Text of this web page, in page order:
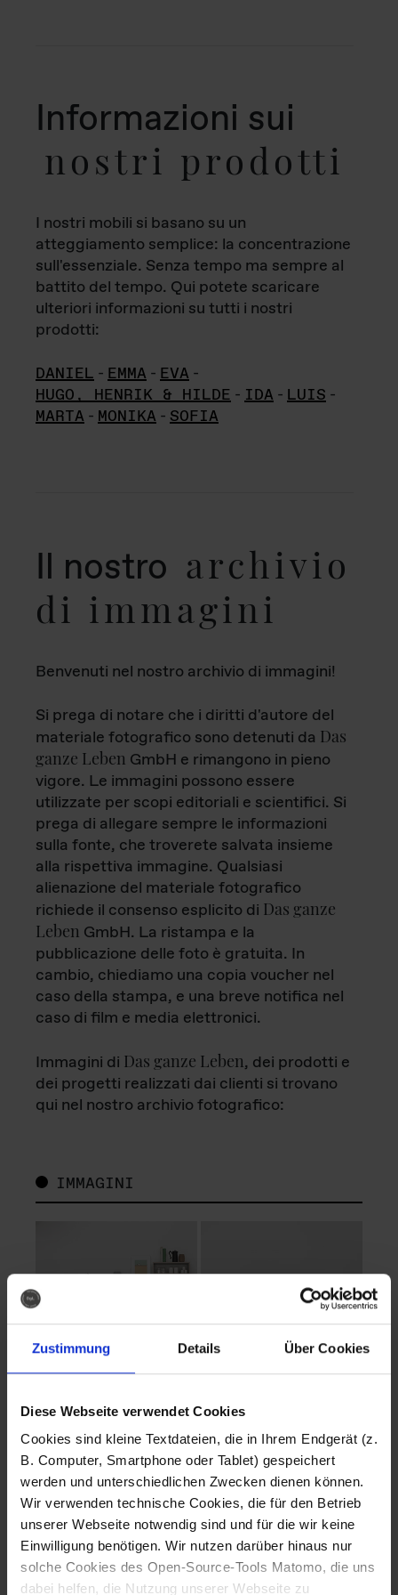
Zustimmung Details Über Cookies
Diese Webseite verwendet Cookies
Cookies sind kleine Textdateien, die in Ihrem Endgerät (z.
B. Computer, Smartphone oder Tablet) gespeichert
werden und unterschiedlichen Zwecken dienen können.
Wir verwenden technische Cookies, die für den Betrieb
unserer Webseite notwendig sind und für die wir keine
Einwilligung benötigen. Wir nutzen darüber hinaus nur
solche Cookies des Open-Source-Tools Matomo, die uns
dabei helfen, die Nutzung unserer Webseite zu
Informazioni sui
nostri prodotti
I nostri mobili si basano su un
atteggiamento semplice: la concentrazione
sull'essenziale. Senza tempo ma sempre al
battito del tempo. Qui potete scaricare
ulteriori informazioni su tutti i nostri
prodotti:
DANIEL - EMMA - EVA -
HUGO, HENRIK & HILDE - IDA - LUIS -
MARTA - MONIKA - SOFIA
Il nostro archivio
di immagini
Benvenuti nel nostro archivio di immagini!
Si prega di notare che i diritti d'autore del
materiale fotografico sono detenuti da Das
ganze Leben GmbH e rimangono in pieno
vigore. Le immagini possono essere
utilizzate per scopi editoriali e scientifici. Si
prega di allegare sempre le informazioni
sulla fonte, che troverete salvata insieme
alla rispettiva immagine. Qualsiasi
alienazione del materiale fotografico
richiede il consenso esplicito di Das ganze
Leben GmbH. La ristampa e la
pubblicazione delle foto è gratuita. In
cambio, chiediamo una copia voucher nel
caso della stampa, e una breve notifica nel
caso di film e media elettronici.
Immagini di Das ganze Leben, dei prodotti e
dei progetti realizzati dai clienti si trovano
qui nel nostro archivio fotografico:
IMMAGINI
Fotografo: Lorenz
Sternbach
Download
Fotografo: Lorenz
Sternbach
Download